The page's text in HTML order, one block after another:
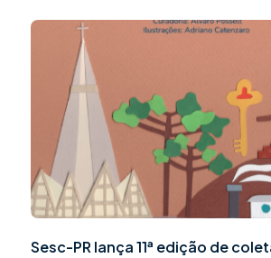
Sesc-PR lança 11ª edição de